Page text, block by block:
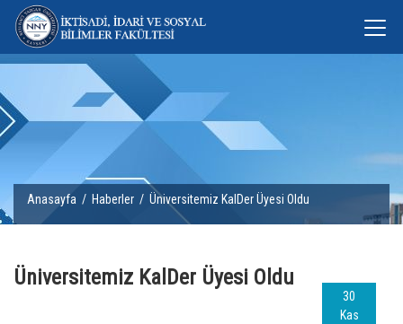
Anasayfa / Haberler / Üniversitemiz KalDer Üyesi Oldu
30
Kas
Üniversitemiz KalDer Üyesi Oldu